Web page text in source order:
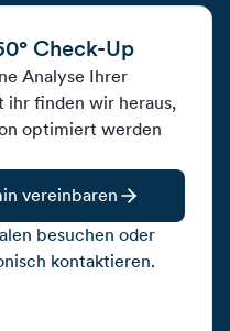
Check-Up
Analyse Ihrer
ihr finden wir heraus,
optimiert werden
vereinbaren
besuchen oder
kontaktieren.